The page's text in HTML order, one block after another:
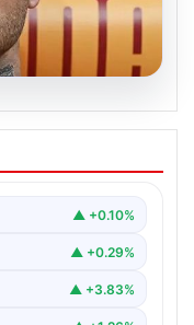
Yükseltti
nedeniyle
▲ +0.10%
▲ +0.29%
▲ +3.83%